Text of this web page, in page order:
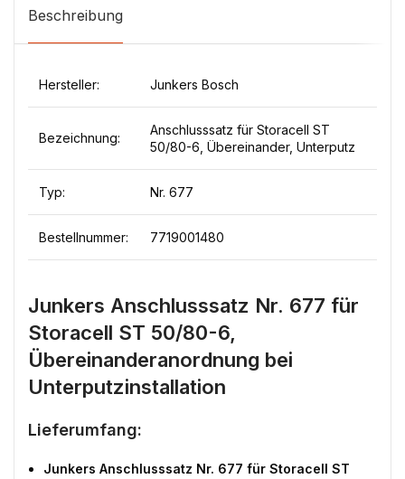
Beschreibung
Hersteller: Junkers Bosch
Bezeichnung:
Anschlusssatz für Storacell ST
50/80-6, Übereinander, Unterputz
Typ: Nr. 677
Bestellnummer: 7719001480
Junkers Anschlusssatz Nr. 677 für
Storacell ST 50/80-6,
Übereinanderanordnung bei
Unterputzinstallation
Lieferumfang:
Junkers Anschlusssatz Nr. 677 für Storacell ST